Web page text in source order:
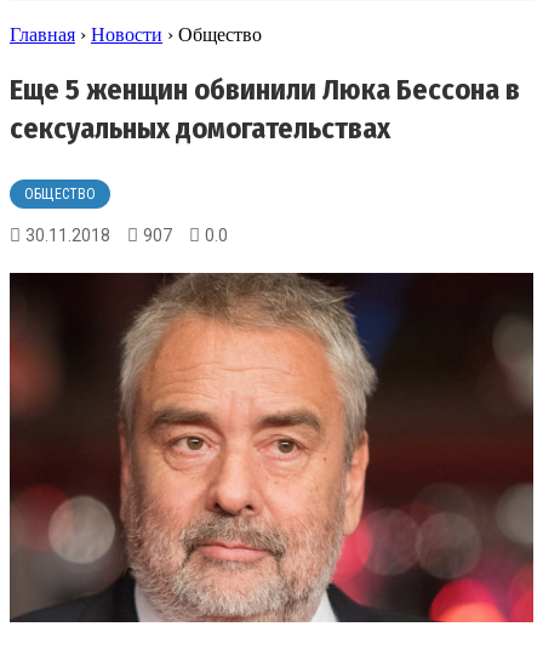
Главная › Новости › Общество
Еще 5 женщин обвинили Люка Бессона в
сексуальных домогательствах
ОБЩЕСТВО
30.11.2018 907 0.0